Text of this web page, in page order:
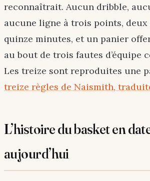
reconnaîtrait. Aucun dribble,
aucune ligne à trois points, deux
quinze minutes, et un panier
au bout de trois fautes d’équipe
Les treize sont reproduites une
treize règles de Naismith,
L’histoire du basket en
aujourd’hui